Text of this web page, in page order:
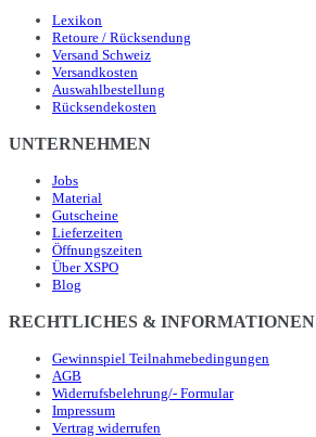
Lexikon
Retoure / Rücksendung
Versand Schweiz
Versandkosten
Auswahlbestellung
Rücksendekosten
UNTERNEHMEN
Jobs
Material
Gutscheine
Lieferzeiten
Öffnungszeiten
Über XSPO
Blog
RECHTLICHES & INFORMATIONEN
Gewinnspiel Teilnahmebedingungen
AGB
Widerrufsbelehrung/- Formular
Impressum
Vertrag widerrufen